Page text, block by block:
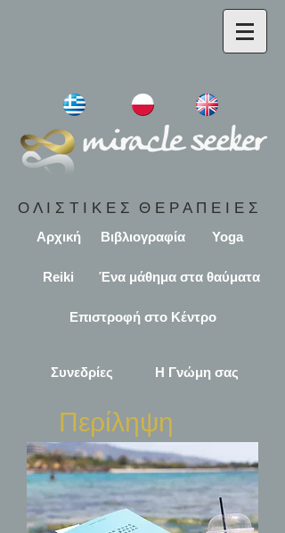
Ο Λ Ι Σ Τ Ι Κ Ε Σ Θ Ε Ρ Α Π Ε Ι Ε Σ
Αρχική Βιβλιογραφία Yoga
Reiki Ένα μάθημα στα θαύματα
Επιστροφή στο Κέντρο
Συνεδρίες Η Γνώμη σας
Περίληψη